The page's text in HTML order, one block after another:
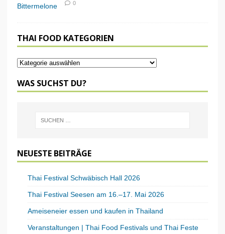
0
THAI FOOD KATEGORIEN
WAS SUCHST DU?
NEUESTE BEITRÄGE
Thai Festival Schwäbisch Hall 2026
Thai Festival Seesen am 16.–17. Mai 2026
Ameiseneier essen und kaufen in Thailand
Veranstaltungen | Thai Food Festivals und Thai Feste